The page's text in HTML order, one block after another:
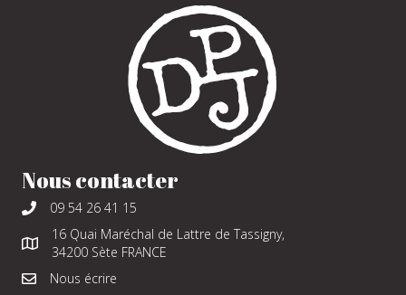
Nous contacter
09 54 26 41 15
16 Quai Maréchal de Lattre de Tassigny,
34200 Sète FRANCE
Nous écrire